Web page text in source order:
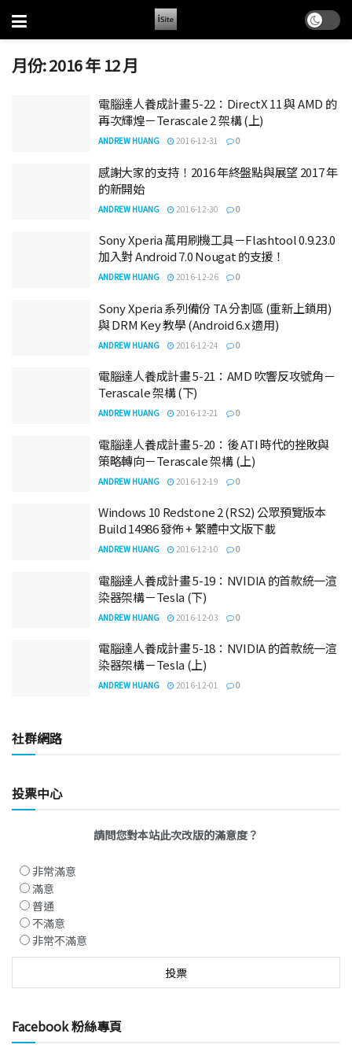
月份:2016 年 12 月
電腦達人養成計畫 5-22：DirectX 11 與 AMD 的
再次輝煌－Terascale 2 架構 (上)
ANDREW HUANG 2016-12-31 0
感謝大家的支持！2016 年終盤點與展望 2017 年
的新開始
ANDREW HUANG 2016-12-30 0
Sony Xperia 萬用刷機工具－Flashtool 0.9.23.0
加入對 Android 7.0 Nougat 的支援！
ANDREW HUANG 2016-12-26 0
Sony Xperia 系列備份 TA 分割區 (重新上鎖用)
與 DRM Key 教學 (Android 6.x 適用)
ANDREW HUANG 2016-12-24 0
電腦達人養成計畫 5-21：AMD 吹響反攻號角－
Terascale 架構 (下)
ANDREW HUANG 2016-12-21 0
電腦達人養成計畫 5-20：後 ATI 時代的挫敗與
策略轉向－Terascale 架構 (上)
ANDREW HUANG 2016-12-19 0
Windows 10 Redstone 2 (RS2) 公眾預覽版本
Build 14986 發佈 + 繁體中文版下載
ANDREW HUANG 2016-12-10 0
電腦達人養成計畫 5-19：NVIDIA 的首款統一渲
染器架構－Tesla (下)
ANDREW HUANG 2016-12-03 0
電腦達人養成計畫 5-18：NVIDIA 的首款統一渲
染器架構－Tesla (上)
ANDREW HUANG 2016-12-01 0
社群網路
投票中心
請問您對本站此次改版的滿意度？
非常滿意
滿意
普通
不滿意
非常不滿意
Facebook 粉絲專頁